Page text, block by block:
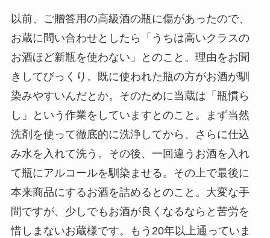
以前、ご贈答用の高級酒の瓶に傷があったので、
お蔵に問い合わせとしたら「うちは高いクラスの
お酒ほど新瓶を使わない」とのこと。理由をお聞
きしてびっくり。既に使われた瓶の方がお酒が馴
染みやすいんだとか。そのために当蔵は「瓶慣ら
し」という作業をしていますとのこと。まず当然
洗剤を使って徹底的に洗浄してから、さらに仕込
み水を入れて洗う。その後、一回違うお酒を入れ
て瓶にアルコールを馴染ませる。その上で最後に
本来商品にするお酒を詰めるとのこと。大変な手
間ですが、少しでもお酒が良くなるならと苦労を
惜しまないお蔵様です。もう20年以上通っていま